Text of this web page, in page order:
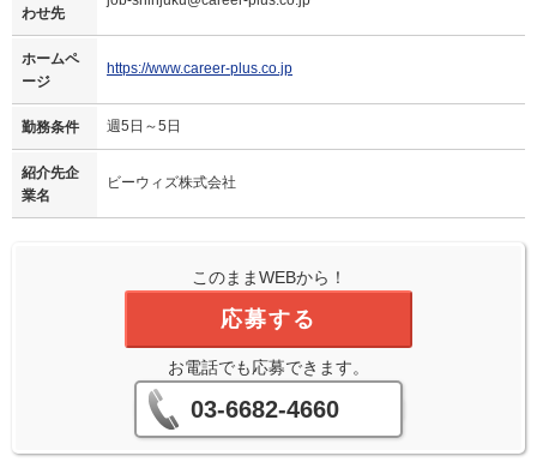
わせ先
ホームペ
ージ
https://www.career-plus.co.jp
勤務条件 週5日～5日
紹介先企
業名
ビーウィズ株式会社
このままWEBから！
応募する
お電話でも応募できます。
03-6682-4660